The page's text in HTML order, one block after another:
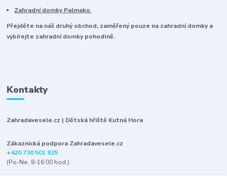
Zahradní domky Palmako
Přejděte na náš druhý obchod, zaměřený pouze na zahradní domky a
vybírejte zahradní domky pohodlně.
Kontakty
Zahradavesele.cz | Dětská hřiště Kutná Hora
Zákaznická podpora Zahradavesele.cz
+420 730 501 925
(Po-Ne, 8-16:00 hod.)